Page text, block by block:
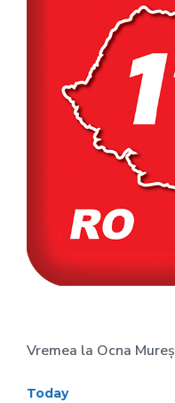
Vremea la Ocna Mureș
Today